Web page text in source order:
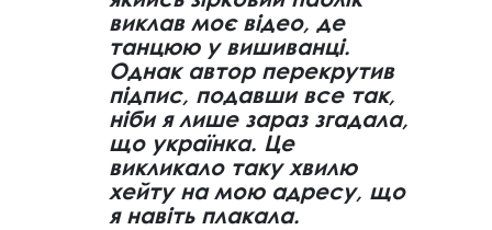
виклав моє відео, де
танцюю у вишиванці.
Однак автор перекрутив
підпис, подавши все так,
ніби я лише зараз згадала,
що українка. Це
викликало таку хвилю
хейту на мою адресу, що
я навіть плакала.